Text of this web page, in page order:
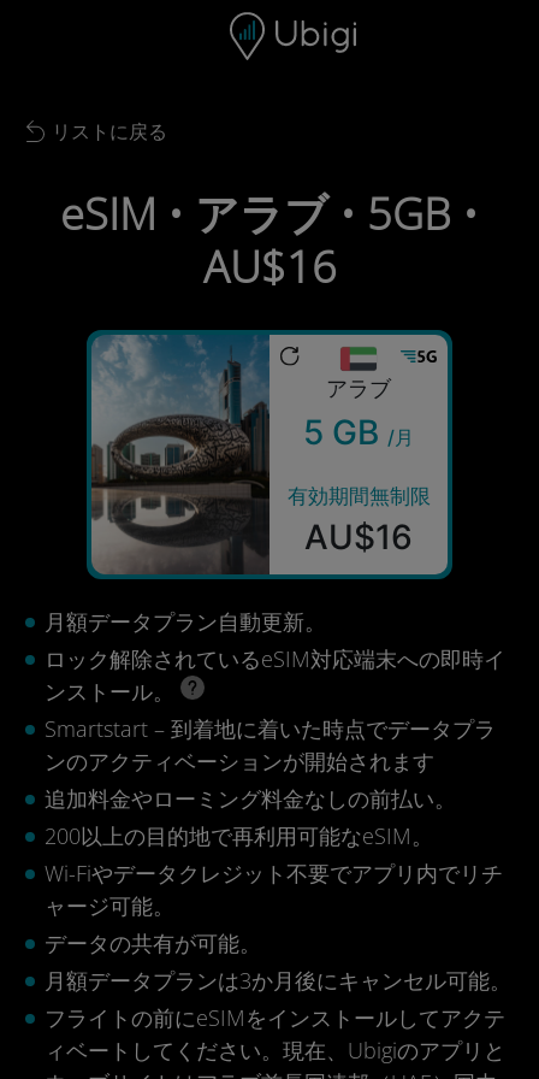
ナビゲーションバー フッター
Back to list
リストに戻る
eSIM • アラブ • 5GB •
AU$16
アラブ
5 GB /月
有効期間無制限
AU$16
月額データプラン自動更新。
ロック解除されているeSIM対応端末への即時イ
ンストール。
Smartstart – 到着地に着いた時点でデータプラ
ンのアクティベーションが開始されます
追加料金やローミング料金なしの前払い。
200以上の目的地で再利用可能なeSIM。
Wi-Fiやデータクレジット不要でアプリ内でリチ
ャージ可能。
データの共有が可能。
月額データプランは3か月後にキャンセル可能。
フライトの前にeSIMをインストールしてアクテ
ィベートしてください。現在、Ubigiのアプリと